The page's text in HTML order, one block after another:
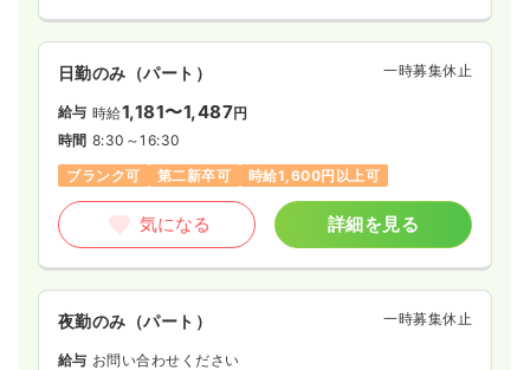
日勤のみ（パート） 一時募集休止
給与 時給1,181〜1,487円
時間 8:30～16:30
ブランク可
第二新卒可 時給1,600円以上可
気になる 詳細を見る
夜勤のみ（パート） 一時募集休止
給与 お問い合わせください